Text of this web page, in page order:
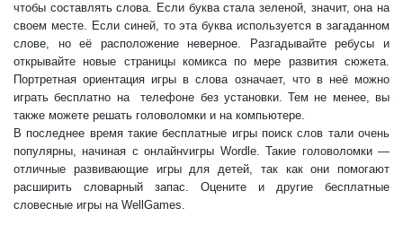
чтобы составлять слова. Если буква стала зеленой, значит, она на
своем месте. Если синей, то эта буква используется в загаданном
слове, но её расположение неверное. Разгадывайте ребусы и
открывайте новые страницы комикса по мере развития сюжета.
Портретная ориентация игры в слова означает, что в неё можно
играть бесплатно на телефоне без установки. Тем не менее, вы
также можете решать головоломки и на компьютере.
В последнее время такие бесплатные игры поиск слов тали очень
популярны, начиная с онлайнvигры Wordle. Такие головоломки —
отличные развивающие игры для детей, так как они помогают
расширить словарный запас. Оцените и другие бесплатные
словесные игры на WellGames.